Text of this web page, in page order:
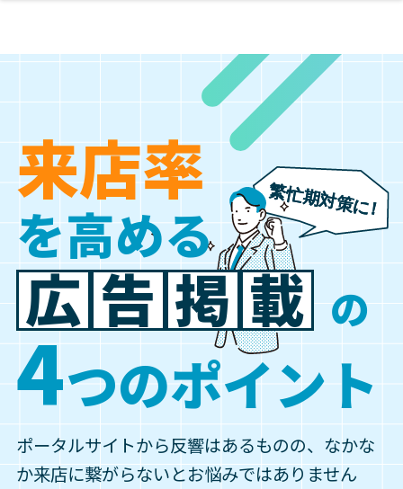
来店率
を高める
広 告 掲 載 の
4つのポイント
ポータルサイトから反響はあるものの、なかな
か来店に繋がらないとお悩みではありません